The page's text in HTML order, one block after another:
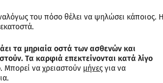
του πόσο θέλει να ψηλώσει κάποιος.
τα μηριαία οστά των ασθενών και
Τα καρφιά επεκτείνονται κατά λίγο
. Μπορεί να χρειαστούν μήνες για να